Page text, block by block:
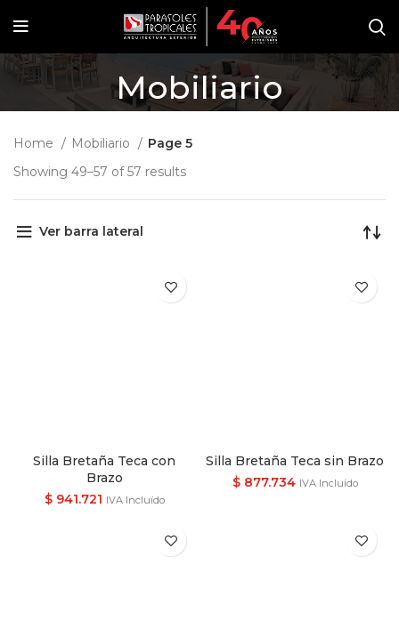
Mobiliario
Home Mobiliario
Page 5
Showing 49–57 of 57 results
Ver barra lateral
Silla Bretaña Teca con
Brazo
$941.721 IVA Incluído
Silla Bretaña Teca sin Brazo
$877.734 IVA Incluído